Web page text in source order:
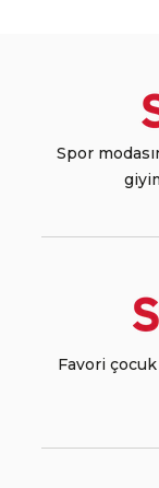
Spor
Favori